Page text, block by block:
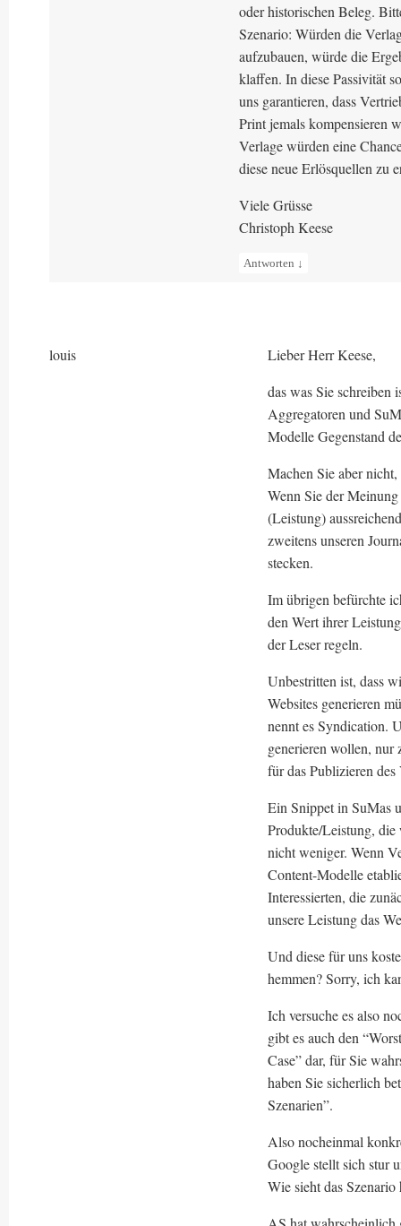
oder historischen Beleg.
Szenario: Würden die
aufzubauen, würde die
klaffen. In diese Passivität
uns garantieren, dass
Print jemals kompensieren
Verlage würden eine
diese neue Erlösquellen zu
Viele Grüsse
Christoph Keese
Antworten ↓
louis
Lieber Herr Keese,
das was Sie
Aggregatoren und
Modelle Gegenstand
Machen Sie aber
Wenn Sie der
(Leistung)
zweitens unseren
stecken.
Im übrigen befürchte
den Wert ihrer
der Leser regeln.
Unbestritten ist, dass
Websites generieren
nennt es Syndication.
generieren wollen, nur
für das Publizieren
Ein Snippet in SuMas
Produkte/Leistung,
nicht weniger. Wenn
Content-Modelle
Interessierten, die
unsere Leistung das
Und diese für uns
hemmen? Sorry, ich
Ich versuche es also
gibt es auch den
Case” dar, für Sie
haben Sie sicherlich
Szenarien”.
Also nocheinmal
Google stellt sich stur
Wie sieht das